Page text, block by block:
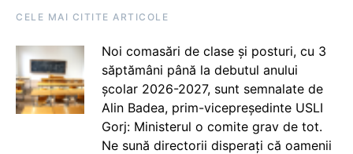
CELE MAI CITITE ARTICOLE
Noi comasări de clase și posturi, cu 3
săptămâni până la debutul anului
școlar 2026-2027, sunt semnalate de
Alin Badea, prim-vicepreședinte USLI
Gorj: Ministerul o comite grav de tot.
Ne sună directorii disperați că oamenii